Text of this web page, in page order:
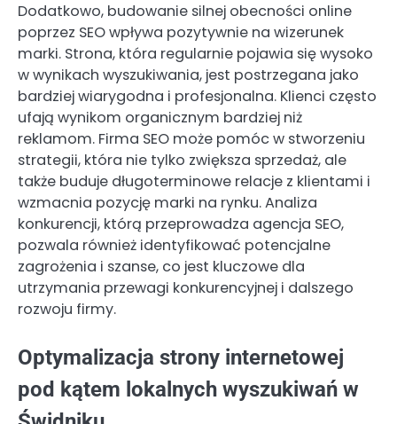
Dodatkowo, budowanie silnej obecności online
poprzez SEO wpływa pozytywnie na wizerunek
marki. Strona, która regularnie pojawia się wysoko
w wynikach wyszukiwania, jest postrzegana jako
bardziej wiarygodna i profesjonalna. Klienci często
ufają wynikom organicznym bardziej niż
reklamom. Firma SEO może pomóc w stworzeniu
strategii, która nie tylko zwiększa sprzedaż, ale
także buduje długoterminowe relacje z klientami i
wzmacnia pozycję marki na rynku. Analiza
konkurencji, którą przeprowadza agencja SEO,
pozwala również identyfikować potencjalne
zagrożenia i szanse, co jest kluczowe dla
utrzymania przewagi konkurencyjnej i dalszego
rozwoju firmy.
Optymalizacja strony internetowej
pod kątem lokalnych wyszukiwań w